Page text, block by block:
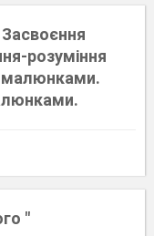
розуміння
малюнками.
"